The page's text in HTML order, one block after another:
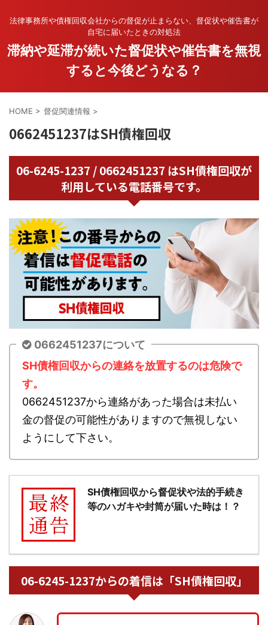
法律事務所や債権回収会社からの督促が止まらない、督促状や催告書が
自宅に届いたときの対処法
滞納や延滞が続いた督促状や催告書を無視
すると今後どうなる？
HOME > 督促関連情報 >
0662451237はSH債権回収
06-6245-1237 / 0662451237 はSH債権回収が
利用している電話番号です。
0662451237について
SH債権回収からの連絡を放置するのは危険で
す。
0662451237から連絡があった場合は未払い
金の督促の可能性がありますので無視しない
ようにして下さい。
SH債権回収から督促状や法的手続き
等のハガキや封筒が届いた時は！？
06-6245-1237からの着信は「SH債権回収」